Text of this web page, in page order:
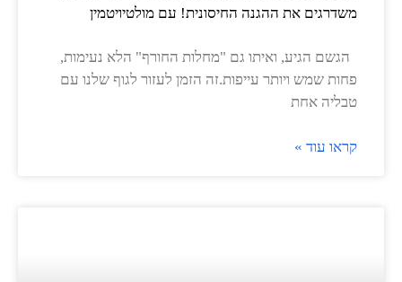
משדרגים את ההגנה החיסונית! עם מולטיויטמין
הגשם הגיע, ואיתו גם "מחלות החורף" הלא נעימות,
פחות שמש ויותר עייפות.זה הזמן לעזור לגוף שלנו עם
טבליה אחת
קראו עוד »